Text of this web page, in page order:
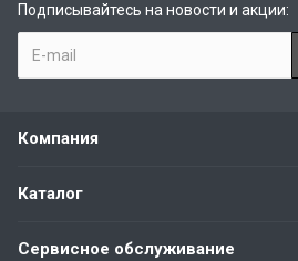
Подписывайтесь на новости и акции:
Компания
Каталог
Сервисное обслуживание